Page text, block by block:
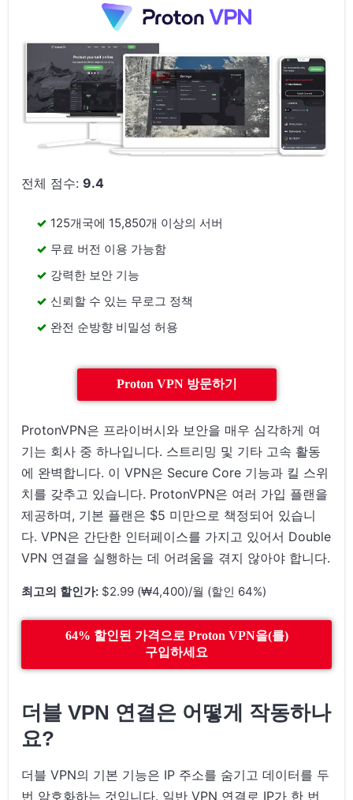
전체 점수:9.4
125개국에 15,850개 이상의 서버
무료 버전 이용 가능함
강력한 보안 기능
신뢰할 수 있는 무로그 정책
완전 순방향 비밀성 허용
Proton VPN 방문하기
ProtonVPN은 프라이버시와 보안을 매우 심각하게 여
기는 회사 중 하나입니다. 스트리밍 및 기타 고속 활동
에 완벽합니다. 이 VPN은 Secure Core 기능과 킬 스위
치를 갖추고 있습니다. ProtonVPN은 여러 가입 플랜을
제공하며, 기본 플랜은 $5 미만으로 책정되어 있습니
다. VPN은 간단한 인터페이스를 가지고 있어서 Double
VPN 연결을 실행하는 데 어려움을 겪지 않아야 합니다.
최고의 할인가: $2.99 (₩4,400)/월 (할인 64%)
64% 할인된 가격으로 Proton VPN을(를)
구입하세요
더블 VPN 연결은 어떻게 작동하나
요?
더블 VPN의 기본 기능은 IP 주소를 숨기고 데이터를 두
번 암호화하는 것입니다. 일반 VPN 연결로 IP가 한 번